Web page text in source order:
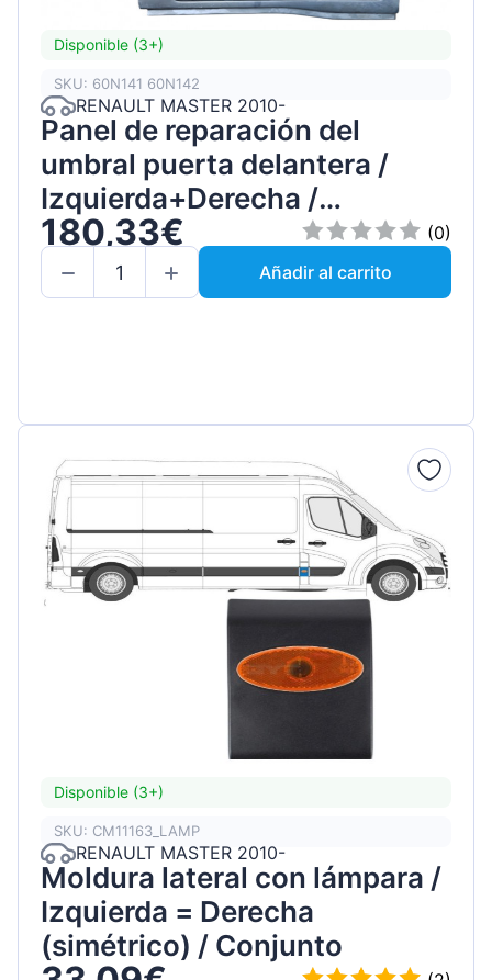
Disponible (3+)
SKU: 60N141 60N142
RENAULT MASTER 2010-
Panel de reparación del
umbral puerta delantera /
Izquierda+Derecha /
Conjunto
180,33€
(0)
Añadir al carrito
Disponible (3+)
SKU: CM11163_LAMP
RENAULT MASTER 2010-
Moldura lateral con lámpara /
Izquierda = Derecha
(simétrico) / Conjunto